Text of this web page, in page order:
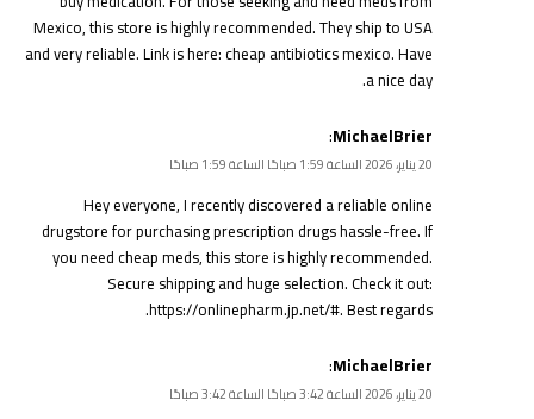
Mexico, this store is highly recommended. They ship to USA
and very reliable. Link is here:cheap antibiotics mexico. Have
a nice day.
MichaelBrier
:
20 يناير، 2026 الساعة 1:59 صباحًا الساعة 1:59 صباحًا
Hey everyone, I recently discovered a reliable online
drugstore for purchasing prescription drugs hassle-free. If
you need cheap meds, this store is highly recommended.
Secure shipping and huge selection. Check it out:
https://onlinepharm.jp.net/#. Best regards.
MichaelBrier
:
20 يناير، 2026 الساعة 3:42 صباحًا الساعة 3:42 صباحًا